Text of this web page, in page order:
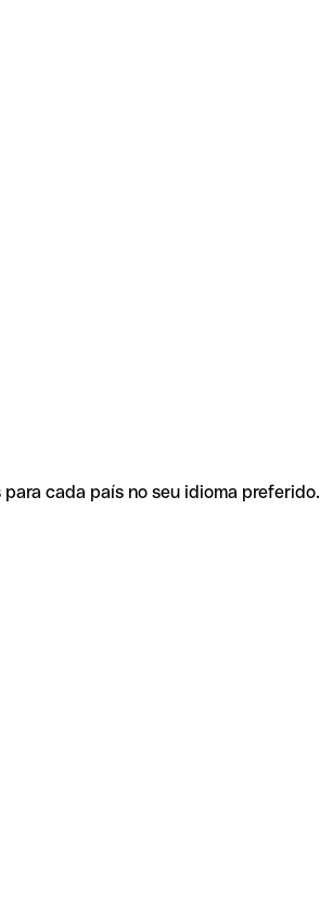
cada país no seu idioma preferido.